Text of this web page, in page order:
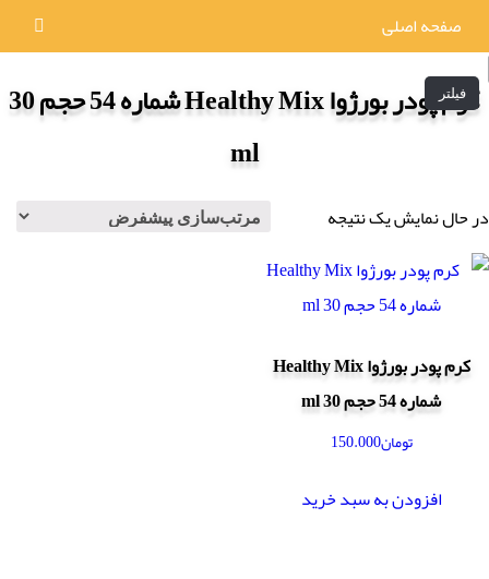
صفحه اصلی
فیلتر
کرم پودر بورژوا Healthy Mix شماره 54 حجم 30
ml
در حال نمایش یک نتیجه
کرم پودر بورژوا Healthy Mix
شماره 54 حجم 30 ml
تومان150.000
افزودن به سبد خرید